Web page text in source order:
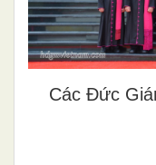
Các Đức